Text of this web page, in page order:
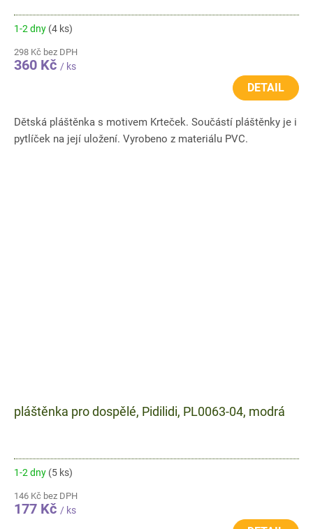
1-2 dny (4 ks)
298 Kč bez DPH
360 Kč / ks
DETAIL
Dětská pláštěnka s motivem Krteček. Součástí pláštěnky je i
pytlíček na její uložení. Vyrobeno z materiálu PVC.
pláštěnka pro dospělé, Pidilidi, PL0063-04, modrá
1-2 dny (5 ks)
146 Kč bez DPH
177 Kč / ks